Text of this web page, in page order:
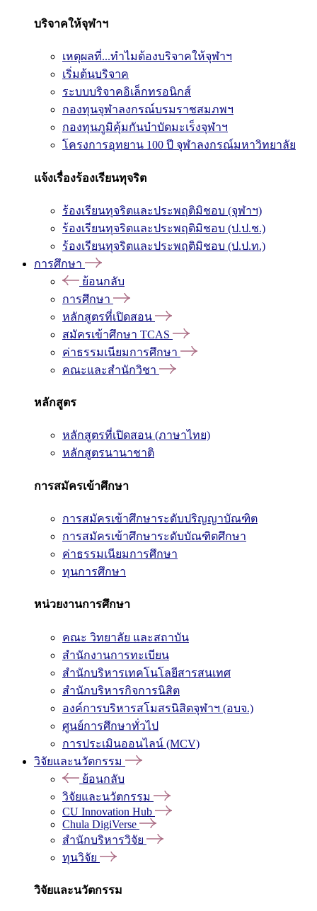
บริจาคให้จุฬาฯ
เหตุผลที่...ทำไมต้องบริจาคให้จุฬาฯ
เริ่มต้นบริจาค
ระบบบริจาคอิเล็กทรอนิกส์
กองทุนจุฬาลงกรณ์บรมราชสมภพฯ
กองทุนภูมิคุ้มกันบำบัดมะเร็งจุฬาฯ
โครงการอุทยาน 100 ปี จุฬาลงกรณ์มหาวิทยาลัย
แจ้งเรื่องร้องเรียนทุจริต
ร้องเรียนทุจริตและประพฤติมิชอบ (จุฬาฯ)
ร้องเรียนทุจริตและประพฤติมิชอบ (ป.ป.ช.)
ร้องเรียนทุจริตและประพฤติมิชอบ (ป.ป.ท.)
การศึกษา
ย้อนกลับ
การศึกษา
หลักสูตรที่เปิดสอน
สมัครเข้าศึกษา TCAS
ค่าธรรมเนียมการศึกษา
คณะและสำนักวิชา
หลักสูตร
หลักสูตรที่เปิดสอน (ภาษาไทย)
หลักสูตรนานาชาติ
การสมัครเข้าศึกษา
การสมัครเข้าศึกษาระดับปริญญาบัณฑิต
การสมัครเข้าศึกษาระดับบัณฑิตศึกษา
ค่าธรรมเนียมการศึกษา
ทุนการศึกษา
หน่วยงานการศึกษา
คณะ วิทยาลัย และสถาบัน
สำนักงานการทะเบียน
สำนักบริหารเทคโนโลยีสารสนเทศ
สำนักบริหารกิจการนิสิต
องค์การบริหารสโมสรนิสิตจุฬาฯ (อบจ.)
ศูนย์การศึกษาทั่วไป
การประเมินออนไลน์ (MCV)
วิจัยและนวัตกรรม
ย้อนกลับ
วิจัยและนวัตกรรม
CU Innovation Hub
Chula DigiVerse
สำนักบริหารวิจัย
ทุนวิจัย
วิจัยและนวัตกรรม